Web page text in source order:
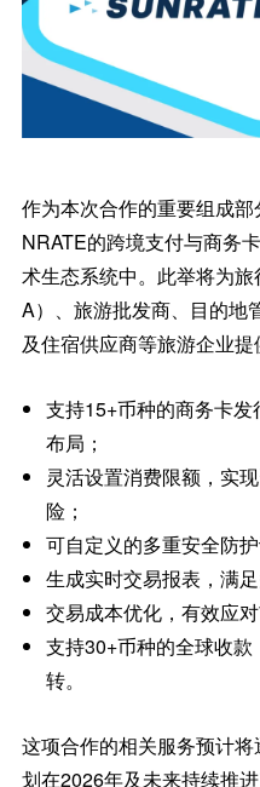
作为本次合作的重要组成
NRATE的跨境支付与商务
术生态系统中。此举将为
A）、旅游批发商、目的地
及住宿供应商等旅游企业
支持15+币种的商务卡
布局；
灵活设置消费限额，实
险；
可自定义的多重安全防
生成实时交易报表，满
交易成本优化，有效应
支持30+币种的全球收
转。
这项合作的相关服务预计
划在2026年及未来持续推